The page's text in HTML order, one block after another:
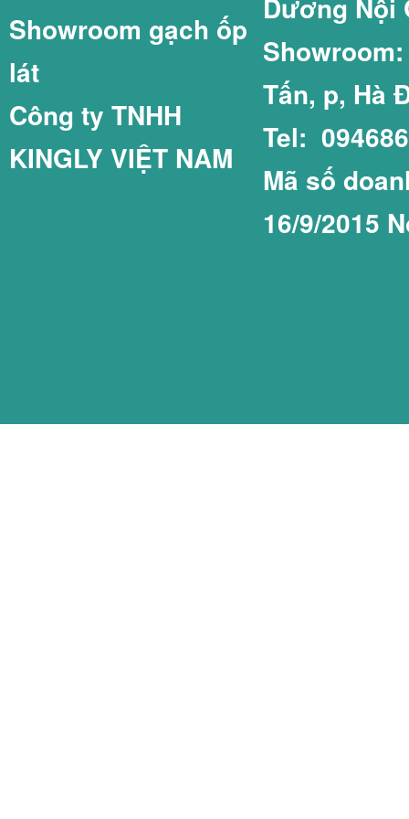
GẠCH LÁT SÂN
GẠCH LÁT SÂN
GẠCH LÁT SÂN
GẠCH THẺ
GẠCH THẺ
GẠCH THẺ VIỆT
Showroom gạch ốp
lát
Công ty TNHH
KINGLY VIỆT NAM
Dương Nội
Tấn, p, Hà
Tel:
Mã số
16/9/2015